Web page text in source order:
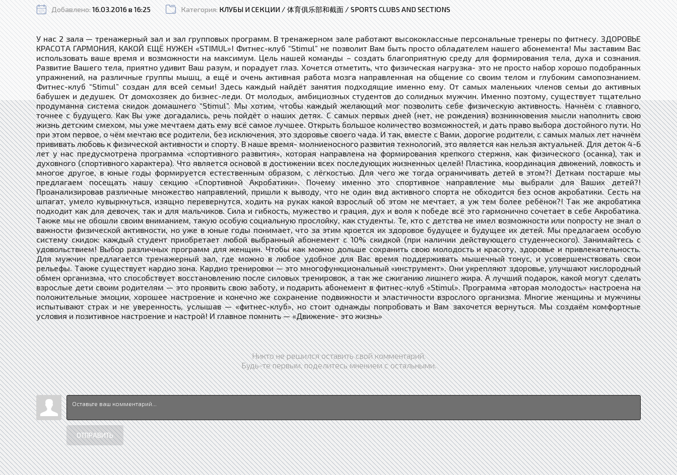
Добавлено:16.03.2016 в 16:25 Категория:КЛУБЫ И СЕКЦИИ / 体育俱乐部和截面 / SPORTS CLUBS AND SECTIONS
У нас 2 зала — тренажерный зал и зал групповых программ. В тренажерном зале работают высококлассные персональные тренеры по фитнесу. ​ЗДОРОВЬЕ
КРАСОТА ГАРМОНИЯ, КАКОЙ ЕЩЁ НУЖЕН «STIMUL»! Фитнес-клуб “Stimul” не позволит Вам быть просто обладателем нашего абонемента! Мы заставим Вас
использовать ваше время и возможности на максимум. Цель нашей команды – создать благоприятную среду для формирования тела, духа и сознания.
Развитие Вашего тела, приятно удивит Ваш разум, и порадует глаз. Хочется отметить, что физическая нагрузка- это не просто набор хорошо подобранных
упражнений, на различные группы мышц, а ещё и очень активная работа мозга направленная на общение со своим телом и глубоким самопознанием.
Фитнес-клуб “Stimul” создан для всей семьи! Здесь каждый найдёт занятия подходящие именно ему. От самых маленьких членов семьи до активных
бабушек и дедушек. От домохозяек до бизнес-леди. От молодых, амбициозных студентов до солидных мужчин. Именно поэтому, существует тщательно
продуманна система скидок домашнего “Stimul”. Мы хотим, чтобы каждый желающий мог позволить себе физическую активность. Начнём с главного,
точнее с будущего. Как Вы уже догадались, речь пойдёт о наших детях. С самых первых дней (нет, не рождения) возникновения мысли наполнить свою
жизнь детским смехом, мы уже мечтаем дать ему всё самое лучшее. Открыть большое количество возможностей, и дать право выбора достойного пути. Но
при этом первое, о чём мечтаю все родители, без исключения, это здоровье своего чада. И так, вместе с Вами, дорогие родители, с самых малых лет начнём
прививать любовь к физической активности и спорту. В наше время- молниеносного развития технологий, это является как нельзя актуальней. Для деток 4-6
лет у нас предусмотрена программа «спортивного развития», которая направлена на формирования крепкого стержня, как физического (осанка), так и
духовного (спортивного характера). Что является основой в достижении всех последующих жизненных целей! Пластика, координация движений, ловкость и
многое другое, в юные годы формируется естественным образом, с лёгкостью. Для чего же тогда ограничивать детей в этом?! Деткам постарше мы
предлагаем посещать нашу секцию «Спортивной Акробатики». Почему именно это спортивное направление мы выбрали для Ваших детей?!
Проанализировав различные множество направлений, пришли к выводу, что не один вид активного спорта не обходится без основ акробатики. Сесть на
шпагат, умело кувыркнуться, изящно перевернутся, ходить на руках какой взрослый об этом не мечтает, а уж тем более ребёнок?! Так же акробатика
подходит как для девочек, так и для мальчиков. Сила и гибкость, мужество и грация, дух и воля к победе всё это гармонично сочетает в себе Акробатика.
Также мы не обошли своим вниманием, такую особую социальную прослойку, как студенты. Те, кто с детства не имел возможности или попросту не знал о
важности физической активности, но уже в юные годы понимает, что за этим кроется их здоровое будущее и будущее их детей. Мы предлагаем особую
систему скидок: каждый студент приобретает любой выбранный абонемент с 10% скидкой (при наличии действующего студенческого). Занимайтесь с
удовольствием! Выбор различных программ для женщин. Чтобы как можно дольше сохранить свою молодость и красоту, здоровье и привлекательность.
Для мужчин предлагается тренажерный зал, где можно в любое удобное для Вас время поддерживать мышечный тонус, и усовершенствовать свои
рельефы. Также существует кардио зона. Кардио тренировки — это многофункциональный «инструмент». Они укрепляют здоровье, улучшают кислородный
обмен организма, что способствует восстановлению после силовых тренировок, а так же сжиганию лишнего жира. А лучший подарок, какой могут сделать
взрослые дети своим родителям — это проявить свою заботу, и подарить абонемент в фитнес-клуб «Stimul». Программа «вторая молодость» настроена на
положительные эмоции, хорошее настроение и конечно же сохранение подвижности и эластичности взрослого организма. Многие женщины и мужчины
испытывают страх и не уверенность, услышав — «фитнес-клуб», но стоит однажды попробовать и Вам захочется вернуться. Мы создаём комфортные
условия и позитивное настроение и настрой! И главное помнить — «Движение- это жизнь»
Никто не решился оставить свой комментарий.
Будь-те первым, поделитесь мнением с остальными.
ОТПРАВИТЬ